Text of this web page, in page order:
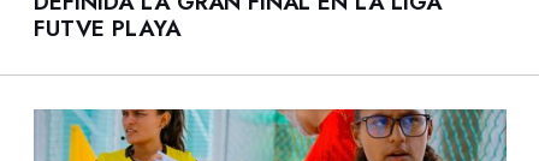
FUTVE PLAYA